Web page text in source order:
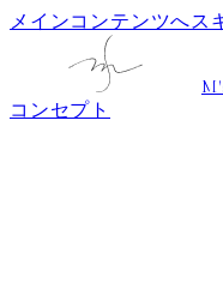
メインコンテンツへス
コンセプト